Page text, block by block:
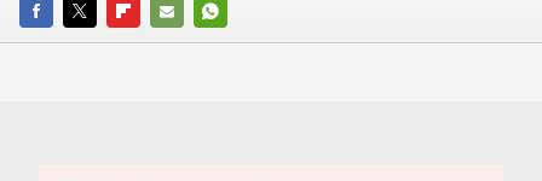
FACEBOOKTWITTERFLIPBOARD
E-
WHATSAPP